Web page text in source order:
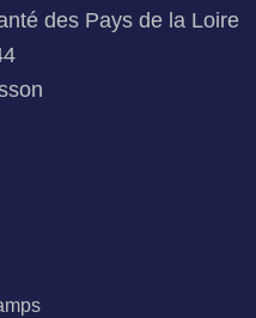
des Pays de la Loire